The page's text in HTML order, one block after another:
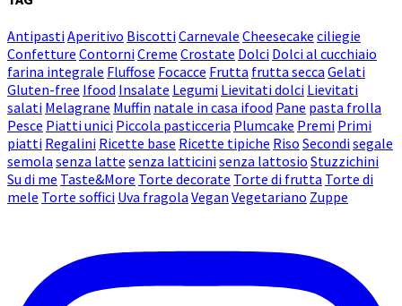
AntipastiAperitivo BiscottiCarnevale Cheesecake ciliegie
Confetture ContorniCreme Crostate Dolci Dolci al cucchiaio
farina integrale Fluffose Focacce Frutta frutta secca Gelati
Gluten-free Ifood Insalate Legumi Lievitati dolci Lievitati
salati Melagrane Muffin natale in casa ifood Pane pasta frolla
Pesce Piatti unici Piccola pasticceria Plumcake Premi Primi
piatti Regalini Ricette base Ricette tipiche Riso Secondisegale
semola senza latte senza latticinisenza lattosio Stuzzichini
Su di me Taste&More Torte decorate Torte di frutta Torte di
mele Torte soffici Uva fragola Vegan Vegetariano Zuppe